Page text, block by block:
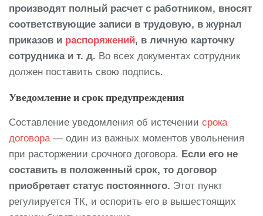
производят полный расчет с работником, вносят
соответствующие записи в трудовую, в журнал
приказов и распоряжений, в личную карточку
сотрудника и т. д. Во всех документах сотрудник
должен поставить свою подпись.
Уведомление и срок предупреждения
Составление уведомления об истечении срока
договора— один из важных моментов увольнения
при расторжении срочного договора. Если его не
составить в положенный срок, то договор
приобретает статус постоянного. Этот пункт
регулируется ТК, и оспорить его в вышестоящих